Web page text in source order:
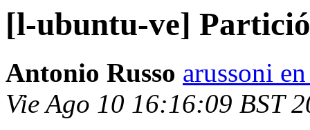
[l-ubuntu-ve]
Antonio Russo arussoni
Vie Ago 10 16:16:09 BST